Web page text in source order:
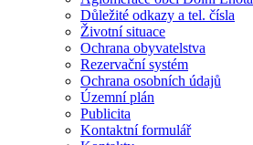
Důležité odkazy a tel. čísla
Životní situace
Ochrana obyvatelstva
Rezervační systém
Ochrana osobních údajů
Územní plán
Publicita
Kontaktní formulář